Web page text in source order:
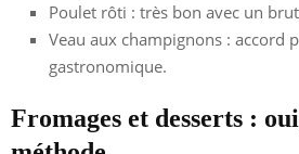
Poulet rôti : très bon avec un
Veau aux champignons : accord
gastronomique.
Fromages et desserts :